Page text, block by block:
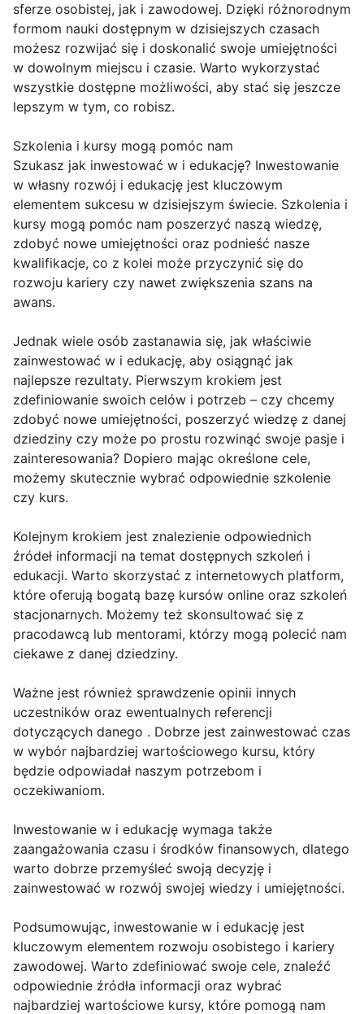
sferze osobistej, jak i zawodowej. Dzięki różnorodnym
formom nauki dostępnym w dzisiejszych czasach
możesz rozwijać się i doskonalić swoje umiejętności
w dowolnym miejscu i czasie. Warto wykorzystać
wszystkie dostępne możliwości, aby stać się jeszcze
lepszym w tym, co robisz.
Szkolenia i kursy mogą pomóc nam
Szukasz jak inwestować w i edukację? Inwestowanie
w własny rozwój i edukację jest kluczowym
elementem sukcesu w dzisiejszym świecie. Szkolenia i
kursy mogą pomóc nam poszerzyć naszą wiedzę,
zdobyć nowe umiejętności oraz podnieść nasze
kwalifikacje, co z kolei może przyczynić się do
rozwoju kariery czy nawet zwiększenia szans na
awans.
Jednak wiele osób zastanawia się, jak właściwie
zainwestować w i edukację, aby osiągnąć jak
najlepsze rezultaty. Pierwszym krokiem jest
zdefiniowanie swoich celów i potrzeb – czy chcemy
zdobyć nowe umiejętności, poszerzyć wiedzę z danej
dziedziny czy może po prostu rozwinąć swoje pasje i
zainteresowania? Dopiero mając określone cele,
możemy skutecznie wybrać odpowiednie szkolenie
czy kurs.
Kolejnym krokiem jest znalezienie odpowiednich
źródeł informacji na temat dostępnych szkoleń i
edukacji. Warto skorzystać z internetowych platform,
które oferują bogatą bazę kursów online oraz szkoleń
stacjonarnych. Możemy też skonsultować się z
pracodawcą lub mentorami, którzy mogą polecić nam
ciekawe z danej dziedziny.
Ważne jest również sprawdzenie opinii innych
uczestników oraz ewentualnych referencji
dotyczących danego . Dobrze jest zainwestować czas
w wybór najbardziej wartościowego kursu, który
będzie odpowiadał naszym potrzebom i
oczekiwaniom.
Inwestowanie w i edukację wymaga także
zaangażowania czasu i środków finansowych, dlatego
warto dobrze przemyśleć swoją decyzję i
zainwestować w rozwój swojej wiedzy i umiejętności.
Podsumowując, inwestowanie w i edukację jest
kluczowym elementem rozwoju osobistego i kariery
zawodowej. Warto zdefiniować swoje cele, znaleźć
odpowiednie źródła informacji oraz wybrać
najbardziej wartościowe kursy, które pomogą nam